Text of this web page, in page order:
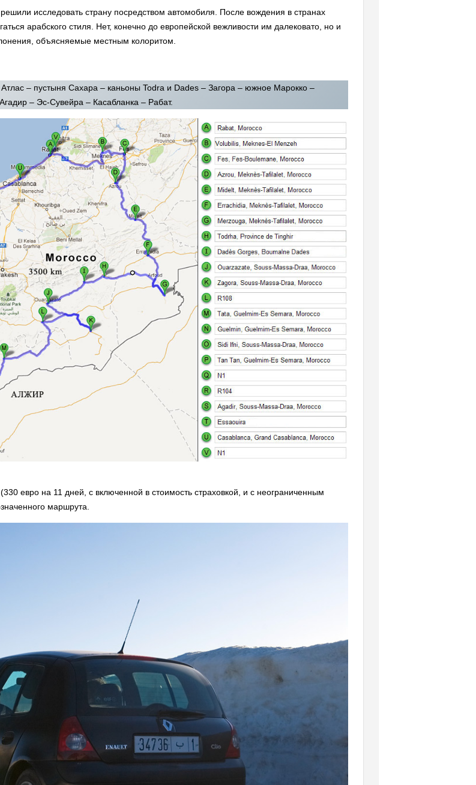
исследовать страну посредством автомобиля. После вождения в странах
арабского стиля. Нет, конечно до европейской вежливости им далековато, но и
объясняемые местным колоритом.
– пустыня Сахара – каньоны Todra и Dades – Загора – южное Марокко –
– Эс-Сувейра – Касабланка – Рабат.
евро на 11 дней, с включенной в стоимость страховкой, и с неограниченным
маршрута.